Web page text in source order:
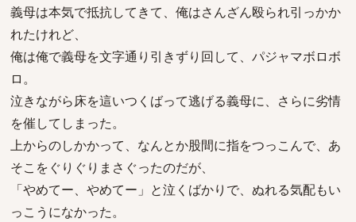
義母は本気で抵抗してきて、俺はさんざん殴られ引っかか
れたけれど、
俺は俺で義母を文字通り引きずり回して、パジャマボロボ
ロ。
泣きながら床を這いつくばって逃げる義母に、さらに劣情
を催してしまった。
上からのしかかって、なんとか股間に指をつっこんで、あ
そこをぐりぐりまさぐったのだが、
「やめてー、やめてー」と泣くばかりで、ぬれる気配もい
っこうになかった。